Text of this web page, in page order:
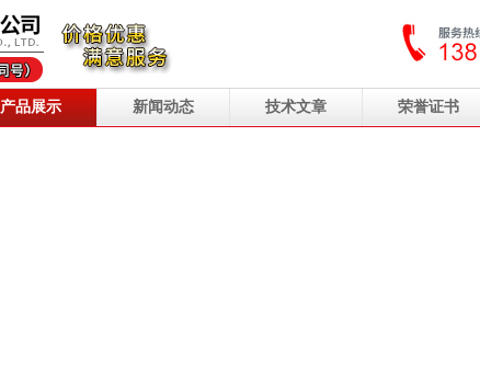
产品展示 新闻动态 技术文章 荣誉证书